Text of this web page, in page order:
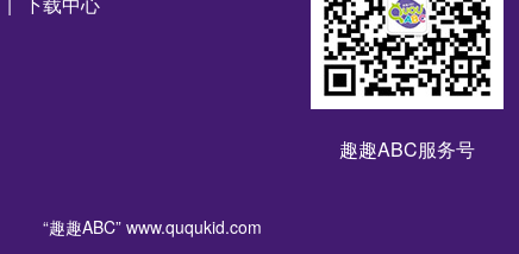
趣趣ABC服务号
“趣趣ABC”www.ququkid.com